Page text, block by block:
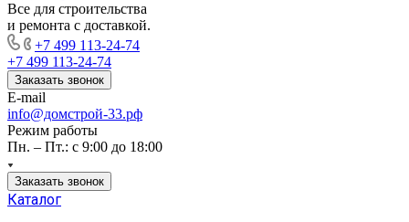
Все для строительства
и ремонта с доставкой.
+7 499 113-24-74
+7 499 113-24-74
Заказать звонок
E-mail
info@домстрой-33.рф
Режим работы
Пн. – Пт.: с 9:00 до 18:00
Заказать звонок
Каталог